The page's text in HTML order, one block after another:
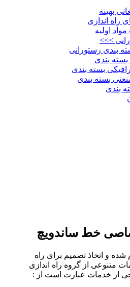
بهینه
راه اندازی
اولیه
>>>
بندی رستورانی
بندی
بسته بندی
بسته بندی
بندی
خط ساندویچ
و اتخاذ تصمیم برای راه
متنوعی از گروه راه اندازی
از خدمات عبارت است از :